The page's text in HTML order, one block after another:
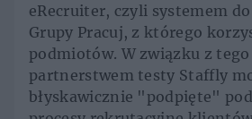
eRecruiter, czyli systemem
Grupy Pracuj, z którego
podmiotów. W związku z
partnerstwem testy Staffly
błyskawicznie "podpięte"